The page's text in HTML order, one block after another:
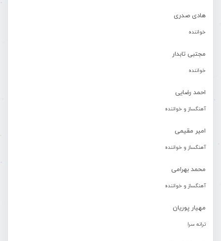
هادی صدری
خواننده
مجتبی تابدار
خواننده
احمد رضایی
آهنگساز و خواننده
امیر مقیمی
آهنگساز و خواننده
محمد بهرامی
آهنگساز و خواننده
مهیار پوریان
ترانه سرا